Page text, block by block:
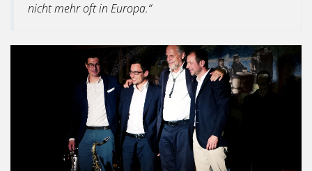
nicht mehr oft in Europa.“